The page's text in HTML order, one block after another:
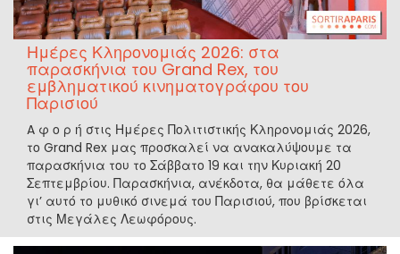
Ημέρες Κληρονομιάς 2026: στα
παρασκήνια του Grand Rex, του
εμβληματικού κινηματογράφου του
Παρισιού
A φ ο ρ ή στις Ημέρες Πολιτιστικής Κληρονομιάς 2026,
το Grand Rex μας προσκαλεί να ανακαλύψουμε τα
παρασκήνια του το Σάββατο 19 και την Κυριακή 20
Σεπτεμβρίου. Παρασκήνια, ανέκδοτα, θα μάθετε όλα
γι’ αυτό το μυθικό σινεμά του Παρισιού, που βρίσκεται
στις Μεγάλες Λεωφόρους.